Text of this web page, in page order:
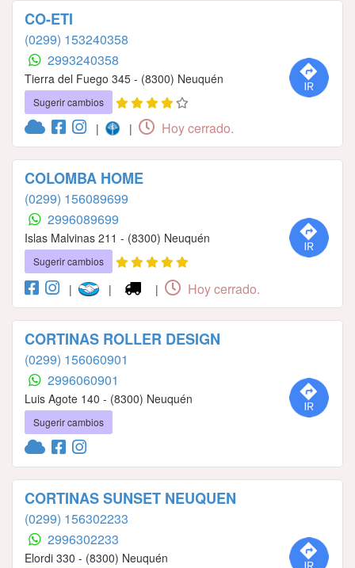
CO-ETI
(0299) 153240358
2993240358
Tierra del Fuego 345 - (8300) Neuquén
Sugerir cambios
| | Hoy cerrado.
COLOMBA HOME
(0299) 156089699
2996089699
Islas Malvinas 211 - (8300) Neuquén
Sugerir cambios
| | | Hoy cerrado.
CORTINAS ROLLER DESIGN
(0299) 156060901
2996060901
Luis Agote 140 - (8300) Neuquén
Sugerir cambios
CORTINAS SUNSET NEUQUEN
(0299) 156302233
2996302233
Elordi 330 - (8300) Neuquén